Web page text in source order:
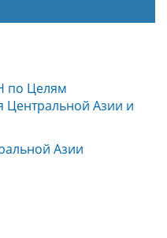
по Целям
Центральной Азии и
Азии